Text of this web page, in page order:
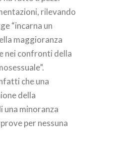
rilevando
“incarna un
maggioranza
nei confronti della
che una
della
una minoranza
per nessuna